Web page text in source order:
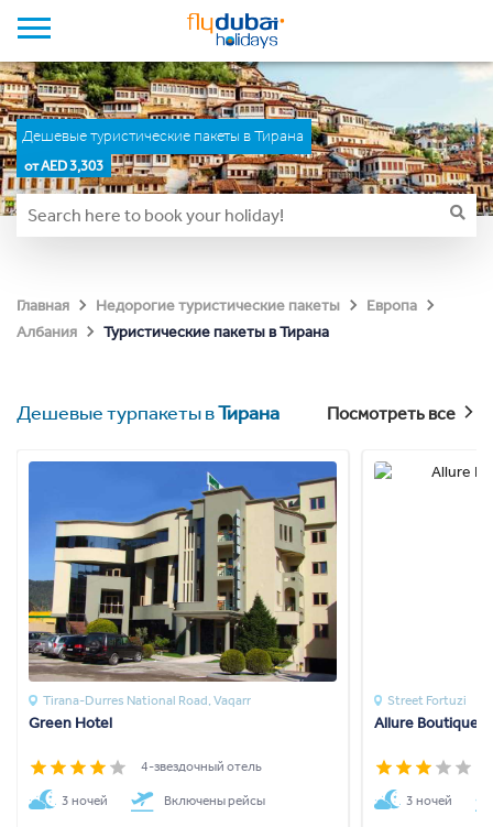
Дешевые туристические пакеты в Тирана
от AED 3,303
Главная Недорогие туристические пакеты
Европа
Албания
Туристические пакеты в Тирана
Дешевые турпакеты вТирана Посмотреть все
Tirana-Durres National Road, Vaqarr
Green Hotel
4-звездочный отель
3 ночей Включены рейсы
Street Fortuzi
Allure Boutique
3 ночей